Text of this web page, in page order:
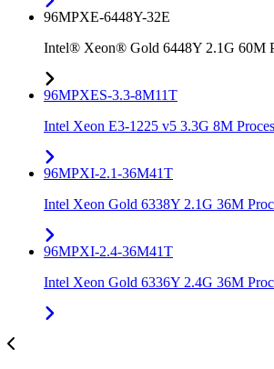
96MPXE-6448Y-32E
Intel® Xeon® Gold 6448Y 2.1G 60M
96MPXES-3.3-8M11T
Intel Xeon E3-1225 v5 3.3G 8M
96MPXI-2.1-36M41T
Intel Xeon Gold 6338Y 2.1G 36M
96MPXI-2.4-36M41T
Intel Xeon Gold 6336Y 2.4G 36M